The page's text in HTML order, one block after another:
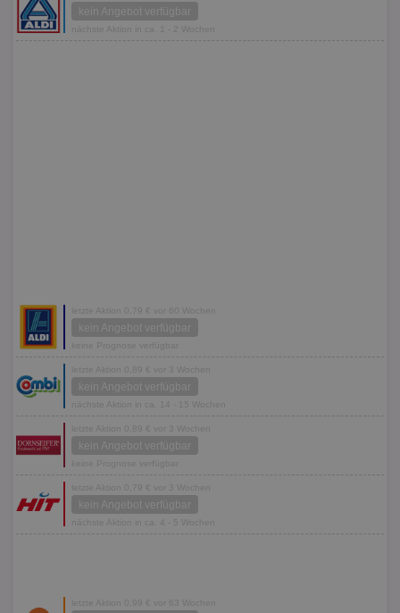
kein Angebot verfügbar
nächste Aktion in ca. 1 - 2 Wochen
letzte Aktion 0,79 € vor 60 Wochen
kein Angebot verfügbar
keine Prognose verfügbar
letzte Aktion 0,89 € vor 3 Wochen
kein Angebot verfügbar
nächste Aktion in ca. 14 - 15 Wochen
letzte Aktion 0,89 € vor 3 Wochen
kein Angebot verfügbar
keine Prognose verfügbar
letzte Aktion 0,79 € vor 3 Wochen
kein Angebot verfügbar
nächste Aktion in ca. 4 - 5 Wochen
letzte Aktion 0,99 € vor 63 Wochen